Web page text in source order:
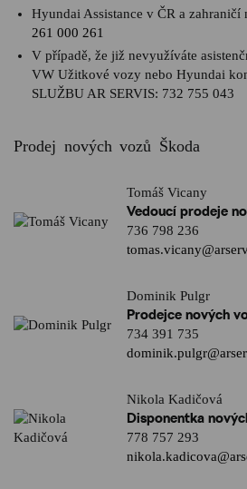
Hyundai Assistance v ČR a zahraničí
261 000 261
V případě, že již nevyužíváte
VW Užitkové vozy nebo Hyundai
SLUŽBU AR SERVIS: 732 755 043
Prodej nových vozů Škoda
Tomáš Vicany
Vedoucí prodeje
736 798 236
Dominik Pulgr
Prodejce nových
734 391 735
Nikola Kadičová
Disponentka
778 757 293